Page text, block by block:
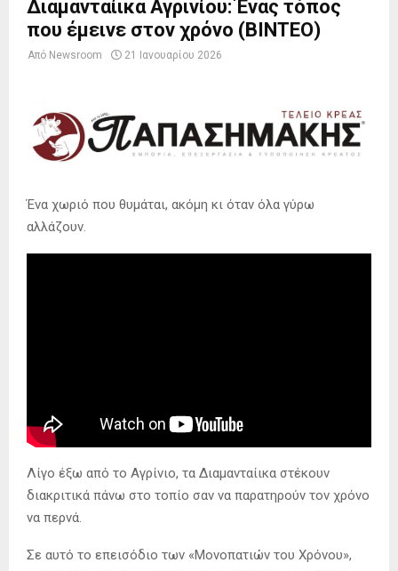
Διαμανταίικα Αγρινίου: Ένας τόπος
που έμεινε στον χρόνο (ΒΙΝΤΕΟ)
Από Newsroom 21 Ιανουαρίου 2026
Ένα χωριό που θυμάται, ακόμη κι όταν όλα γύρω
αλλάζουν.
Λίγο έξω από το Αγρίνιο, τα Διαμανταίικα στέκουν
διακριτικά πάνω στο τοπίο σαν να παρατηρούν τον χρόνο
να περνά.
Σε αυτό το επεισόδιο των «Μονοπατιών του Χρόνου»,